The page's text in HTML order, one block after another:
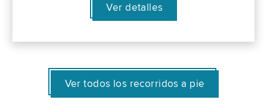
Ver detalles
Ver todos los recorridos a pie